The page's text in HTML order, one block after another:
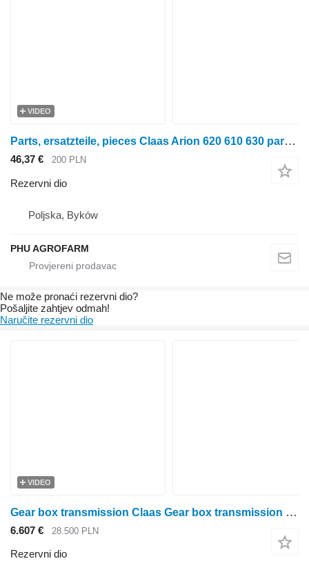
VIDEO
Parts, ersatzteile, pieces Claas Arion 620 610 630 parts, ersatzteile, pieces za Claas Arion 620 610 630 traktora točkaša
46,37 € 200 PLN
Rezervni dio
Poljska, Byków
PHU AGROFARM
Ne može pronaći rezervni dio?
Pošaljite zahtjev odmah!
Naručite rezervni dio
VIDEO
Gear box transmission Claas Gear box transmission CMATIC Claas Arion 630 0005882965 za Claas Arion 630 traktora točkaša
6.607 € 28.500 PLN
Rezervni dio